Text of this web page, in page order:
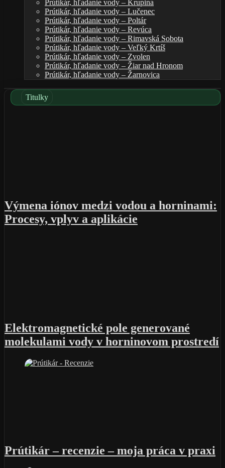
Prútikár, hľadanie vody – Krupina
Prútikár, hľadanie vody – Lučenec
Prútikár, hľadanie vody – Poltár
Prútikár, hľadanie vody – Revúca
Prútikár, hľadanie vody – Rimavská Sobota
Prútikár, hľadanie vody – Veľký Krtíš
Prútikár, hľadanie vody – Zvolen
Prútikár, hľadanie vody – Žiar nad Hronom
Prútikár, hľadanie vody – Žarnovica
Titulky
Výmena iónov medzi vodou a horninami:
Procesy, vplyv a aplikácie
Elektromagnetické pole generované
molekulami vody v horninovom prostredí
Prútikár – recenzie – moja práca v praxi